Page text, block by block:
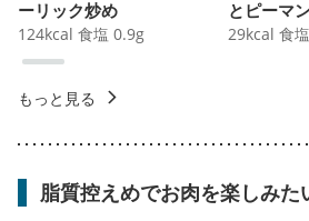
ーリック炒め
124kcal 食塩 0.9g
とピーマ
29kcal 食塩
もっと見る
脂質控えめでお肉を楽しみた